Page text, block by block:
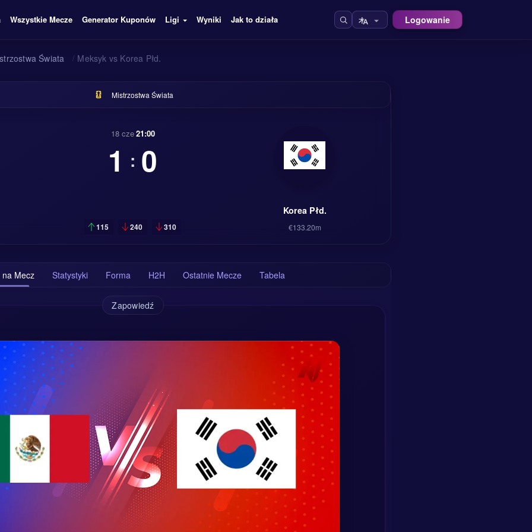
Wszystkie Mecze Generator Kuponów Ligi Wyniki Jak to działa Logowanie
Świata / Meksyk vs Korea Płd.
Mistrzostwa Świata
18 cze21:00
1 : 0
115 240 310
Korea Płd.
€133.20m
na Mecz Statystyki Forma H2H Ostatnie Mecze Tabela
Zapowiedź